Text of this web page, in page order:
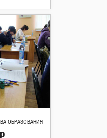
ОБРАЗОВАНИЯ